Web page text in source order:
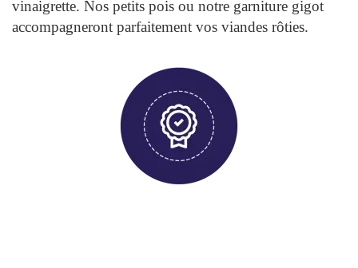
vinaigrette. Nos petits pois ou notre garniture gigot
accompagneront parfaitement vos viandes rôties.